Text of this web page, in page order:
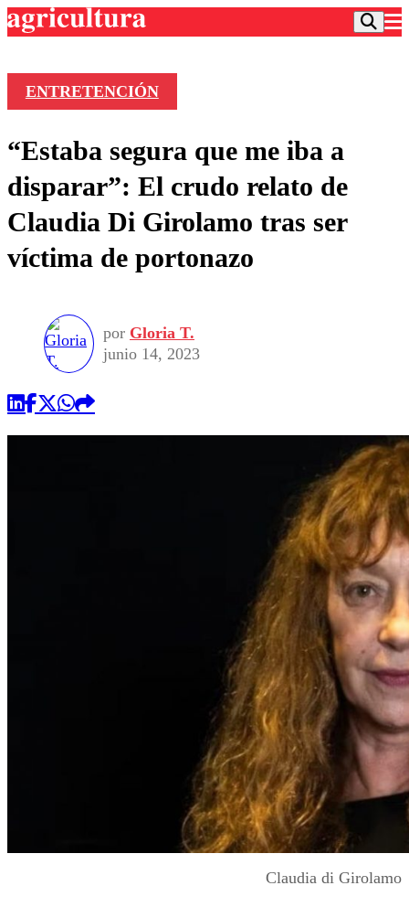
Frecuencias
Agricultura TV
Deportes
Colo Colo
Motor
Torneo Internacional
Torneo Nacional
Entretención
Noticias
Internacional
Nacional
Vida Social
Programas
Comercial
ENTRETENCIÓN
“Estaba segura que me iba a
disparar”: El crudo relato de
Claudia Di Girolamo tras ser
víctima de portonazo
por Gloria T.
junio 14, 2023
Claudia di Girolamo